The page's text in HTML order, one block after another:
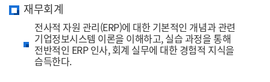
재무회계
전사적 자원 관리(ERP)에 대한 기본적인 개념과 관련
기업정보시스템 이론을 이해하고, 실습 과정을 통해
전반적인 ERP 인사, 회계 실무에 대한 경험적 지식을
습득한다.